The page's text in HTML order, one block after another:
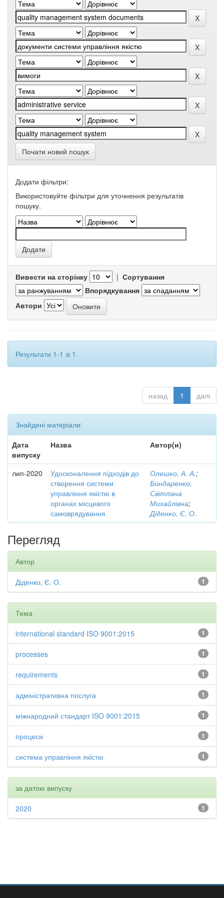
Почати новий пошук
Додати фільтри:
Використовуйте фільтри для уточнення результатів
пошуку.
Вивести на сторінку | Сортування
Впорядкування
Автори
Результати 1-1 зі 1.
назад 1 далі
Знайдені матеріали:
Дата
випуску
Назва Автор(и)
лип-2020
Удосконалення підходів до
створення системи
управління якістю в
органах місцевого
самоврядування
Олешко, А. А.;
Бондаренко,
Світлана
Михайлівна;
Діденко, Є. О.
Перегляд
Автор
1
Діденко, Є. О.
Тема
1
international standard ISO 9001:2015
1
processes
1
requirements
1
адміністративна послуга
1
міжнародний стандарт ISO 9001:2015
1
процеси
1
система управління якістю
за датою випуску
1
2020